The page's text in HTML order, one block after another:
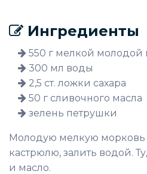
Ингредиенты
550 г мелкой молодой
300 мл воды
2,5 ст. ложки сахара
50 г сливочного масла
зелень петрушки
Молодую мелкую морковь
кастрюлю, залить водой.
и масло.